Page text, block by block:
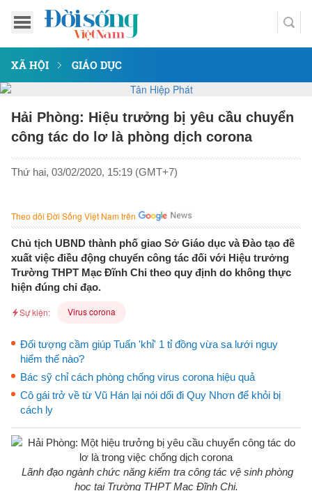
XÃ HỘI GIÁO DỤC
Hải Phòng: Hiệu trưởng bị yêu cầu chuyển
công tác do lơ là phòng dịch corona
Thứ hai, 03/02/2020, 15:19 (GMT+7)
Theo dõi Đời Sống Việt Nam trên
Chủ tịch UBND thành phố giao Sở Giáo dục và Đào tạo đề
xuất việc điều động chuyển công tác đối với Hiệu trưởng
Trường THPT Mạc Đĩnh Chi theo quy định do không thực
hiện đúng chỉ đạo.
Sự kiện: Virus corona
Đối tượng cầm giúp Tuấn 'khỉ' 1 tỉ đồng vừa sa lưới nguy
hiểm thế nào?
Bác sỹ chỉ cách phòng chống virus corona hiệu quả
Cô gái trở về từ Vũ Hán lại nói dối đi Quy Nhơn để khỏi bị
cách ly
Lãnh đạo ngành chức năng kiểm tra công tác vệ sinh phòng
học tại Trường THPT Mạc Đĩnh Chi.